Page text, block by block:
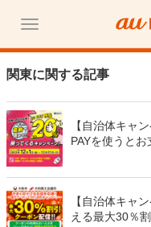
関東に関する記事
【自治体キャ
PAYを使うと
【自治体キャ
える最大30％